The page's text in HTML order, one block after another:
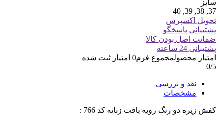
سایز
37, 38, 39, 40
تحویل اکسپرس
پشتیبانی پاسخگو
ضمانت اصل بودن کالا
پشتیبانی 24 ساعته
امتیاز محصولمجموع فرم0 امتیاز ثبت شده
0/5
نقد و بررسی
مشخصات
کفش زیره دو رنگ رویه بافت زنانه کد 766 :